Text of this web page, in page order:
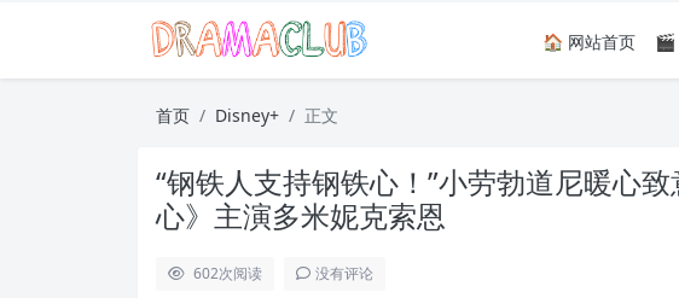
🏠 网站首页 🎬
首页 Disney+ 正文
“钢铁人支持钢铁心！”小劳勃道尼暖心
心》主演多米妮克索恩
602次阅读 没有评论